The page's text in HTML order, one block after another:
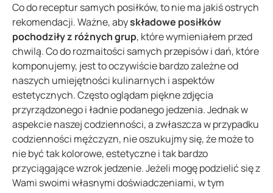
Co do receptur samych posiłków, to nie ma jakiś ostrych
rekomendacji. Ważne, abyskładowe posiłków
pochodziły z różnych grup, które wymieniałem przed
chwilą. Co do rozmaitości samych przepisów i dań, które
komponujemy, jest to oczywiście bardzo zależne od
naszych umiejętności kulinarnych i aspektów
estetycznych. Często oglądam piękne zdjęcia
przyrządzonego i ładnie podanego jedzenia. Jednak w
aspekcie naszej codzienności, a zwłaszcza w przypadku
codzienności mężczyzn, nie oszukujmy się, że może to
nie być tak kolorowe, estetyczne i tak bardzo
przyciągające wzrok jedzenie. Jeżeli mogę podzielić się z
Wami swoimi własnymi doświadczeniami, w tym